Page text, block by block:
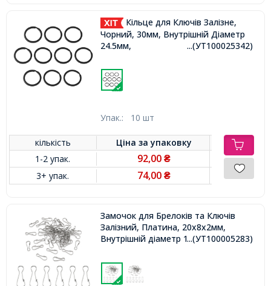
Кільце для Ключів Залізне,
Чорний, 30мм, Внутрішній Діаметр
24.5мм,
...(УТ100025342)
Упак.: 10 шт
кількість Ціна заупаковку
1-2 упак.
92,00₴
3+ упак. 74,00₴
Замочок для Брелоків та Ключів
Залізний, Платина, 20х8х2мм,
Внутрішній діаметр 19х6мм,...(УТ100005283)